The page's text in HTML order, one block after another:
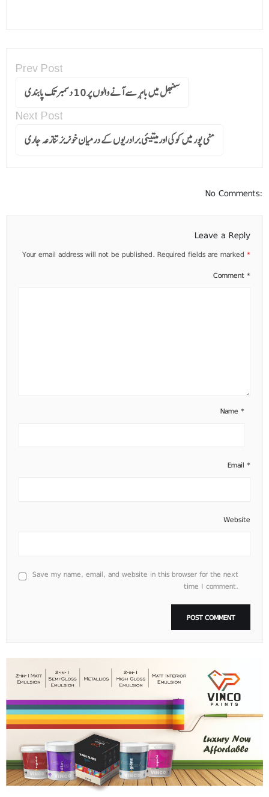
Prev Post
سنبھل میں باہر سے آنے والوں پر 10 دسمبر تک پابندی
Next Post
منی پور میں کوکی اور میتیئی برادریوں کے درمیان خونریز تنازعہ جاری
No Comments:
Leave a Reply
Your email address will not be published. Required fields are marked *
Comment *
Name *
Email *
Website
Save my name, email, and website in this browser for the next
time I comment.